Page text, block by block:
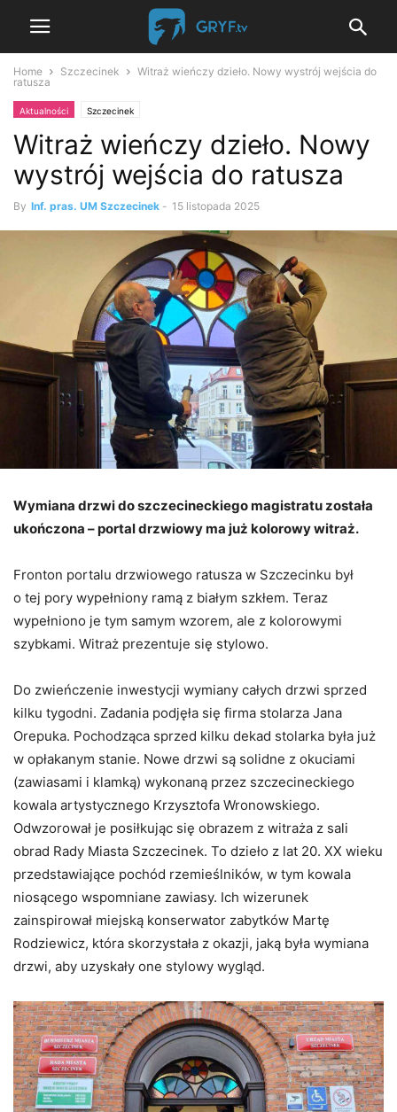
Home Szczecinek
Witraż wieńczy dzieło. Nowy wystrój wejścia do
ratusza
Aktualności Szczecinek
Witraż wieńczy dzieło. Nowy
wystrój wejścia do ratusza
By Inf. pras. UM Szczecinek - 15 listopada 2025
Wymiana drzwi do szczecineckiego magistratu została
ukończona – portal drzwiowy ma już kolorowy witraż.
Fronton portalu drzwiowego ratusza w Szczecinku był
o tej pory wypełniony ramą z białym szkłem. Teraz
wypełniono je tym samym wzorem, ale z kolorowymi
szybkami. Witraż prezentuje się stylowo.
Do zwieńczenie inwestycji wymiany całych drzwi sprzed
kilku tygodni. Zadania podjęła się firma stolarza Jana
Orepuka. Pochodząca sprzed kilku dekad stolarka była już
w opłakanym stanie. Nowe drzwi są solidne z okuciami
(zawiasami i klamką) wykonaną przez szczecineckiego
kowala artystycznego Krzysztofa Wronowskiego.
Odwzorował je posiłkując się obrazem z witraża z sali
obrad Rady Miasta Szczecinek. To dzieło z lat 20. XX wieku
przedstawiające pochód rzemieślników, w tym kowala
niosącego wspomniane zawiasy. Ich wizerunek
zainspirował miejską konserwator zabytków Martę
Rodziewicz, która skorzystała z okazji, jaką była wymiana
drzwi, aby uzyskały one stylowy wygląd.